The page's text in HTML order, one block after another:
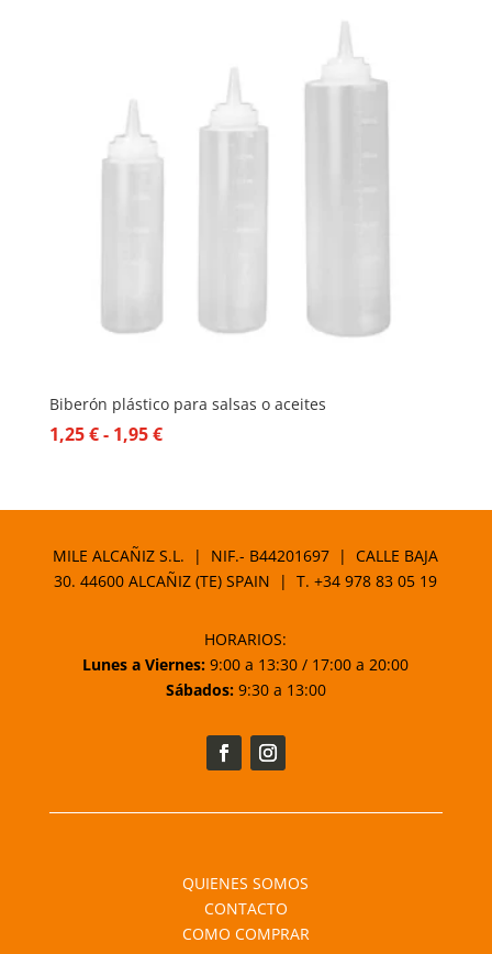
Biberón plástico para salsas o aceites
1,25€- 1,95€Rango
1,25 €
hasta
MILE ALCAÑIZ S.L. | NIF.- B44201697 | CALLE BAJA
30. 44600 ALCAÑIZ (TE) SPAIN | T.+34 978 83 05 19
HORARIOS:
Lunes a Viernes: 9:00 a 13:30 / 17:00 a 20:00
Sábados:9:30 a 13:00
QUIENES SOMOS
CONTACTO
COMO COMPRAR